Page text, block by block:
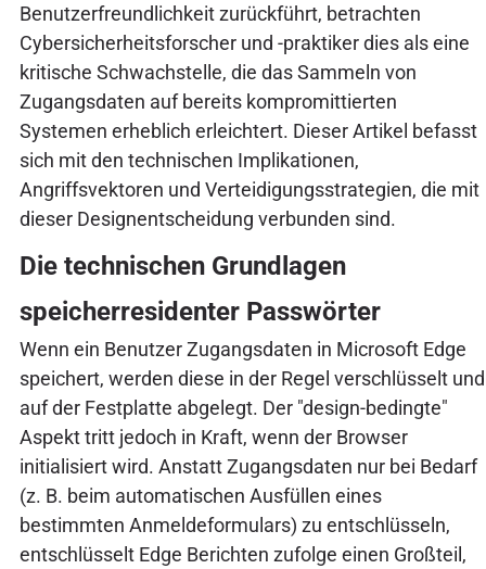
Benutzerfreundlichkeit zurückführt, betrachten
Cybersicherheitsforscher und -praktiker dies als eine
kritische Schwachstelle, die das Sammeln von
Zugangsdaten auf bereits kompromittierten
Systemen erheblich erleichtert. Dieser Artikel befasst
sich mit den technischen Implikationen,
Angriffsvektoren und Verteidigungsstrategien, die mit
dieser Designentscheidung verbunden sind.
Die technischen Grundlagen
speicherresidenter Passwörter
Wenn ein Benutzer Zugangsdaten in Microsoft Edge
speichert, werden diese in der Regel verschlüsselt und
auf der Festplatte abgelegt. Der "design-bedingte"
Aspekt tritt jedoch in Kraft, wenn der Browser
initialisiert wird. Anstatt Zugangsdaten nur bei Bedarf
(z. B. beim automatischen Ausfüllen eines
bestimmten Anmeldeformulars) zu entschlüsseln,
entschlüsselt Edge Berichten zufolge einen Großteil,